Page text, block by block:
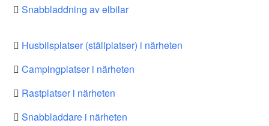
Snabbladdning av elbilar
Husbilsplatser (ställplatser) i närheten
Campingplatser i närheten
Rastplatser i närheten
Snabbladdare i närheten